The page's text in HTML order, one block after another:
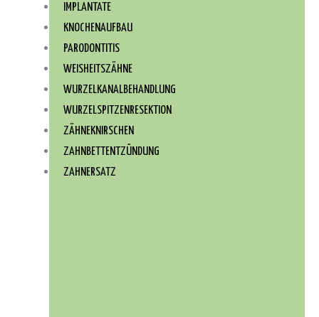
IMPLANTATE
KNOCHENAUFBAU
PARODONTITIS
WEISHEITSZÄHNE
WURZEL­KANAL­BEHANDLUNG
WURZEL­SPITZEN­RESEKTION
ZÄHNEKNIRSCHEN
ZAHNBETTENTZÜNDUNG
ZAHNERSATZ